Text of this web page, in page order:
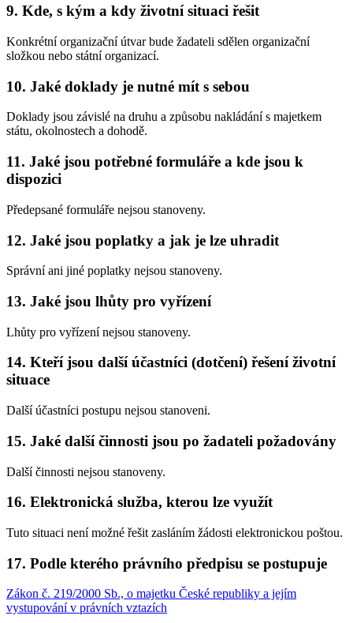
9. Kde, s kým a kdy životní situaci řešit
Konkrétní organizační útvar bude žadateli sdělen organizační
složkou nebo státní organizací.
10. Jaké doklady je nutné mít s sebou
Doklady jsou závislé na druhu a způsobu nakládání s majetkem
státu, okolnostech a dohodě.
11. Jaké jsou potřebné formuláře a kde jsou k
dispozici
Předepsané formuláře nejsou stanoveny.
12. Jaké jsou poplatky a jak je lze uhradit
Správní ani jiné poplatky nejsou stanoveny.
13. Jaké jsou lhůty pro vyřízení
Lhůty pro vyřízení nejsou stanoveny.
14. Kteří jsou další účastníci (dotčení) řešení životní
situace
Další účastníci postupu nejsou stanoveni.
15. Jaké další činnosti jsou po žadateli požadovány
Další činnosti nejsou stanoveny.
16. Elektronická služba, kterou lze využít
Tuto situaci není možné řešit zasláním žádosti elektronickou poštou.
17. Podle kterého právního předpisu se postupuje
Zákon č. 219/2000 Sb., o majetku České republiky a jejím
vystupování v právních vztazích